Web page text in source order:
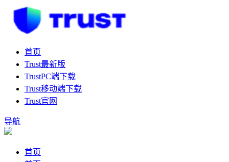
首页
Trust最新版
TrustPC端下载
Trust移动端下载
Trust官网
导航
首页